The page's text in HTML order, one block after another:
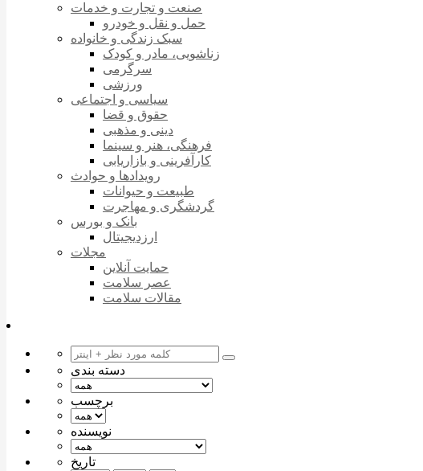
صنعت و تجارت و خدمات
حمل و نقل و خودرو
سبک زندگی و خانواده
زناشویی، مادر و کودک
سرگرمی
ورزشی
سیاسی و اجتماعی
حقوق و قضا
دینی و مذهبی
فرهنگی، هنر و سینما
کارآفرینی و بازاریابی
رویدادها و حوادث
طبیعت و حیوانات
گردشگری و مهاجرت
بانک و بورس
ارزدیجیتال
مجلات
حمایت آنلاین
عصر سلامت
مقالات سلامت
دسته بندی
برچسب
نویسنده
تاریخ